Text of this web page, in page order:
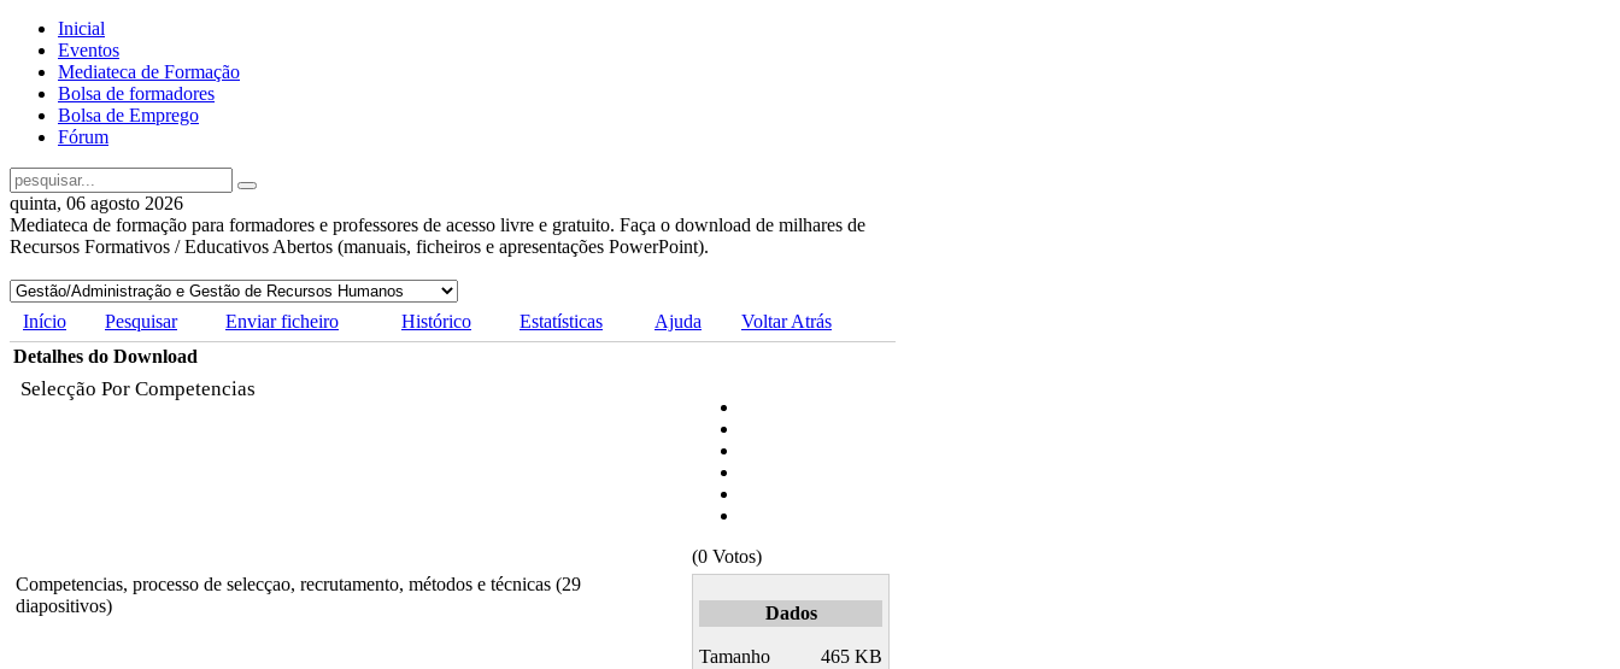
Inicial
Eventos
Mediateca de Formação
Bolsa de formadores
Bolsa de Emprego
Fórum
quinta, 06 agosto 2026
Mediateca de formação para formadores e professores de acesso livre e gratuito. Faça o download de milhares de
Recursos Formativos / Educativos Abertos (manuais, ficheiros e apresentações PowerPoint).
Início Pesquisar Enviar ficheiro Histórico Estatísticas Ajuda
Voltar Atrás
Detalhes do Download
Selecção Por Competencias
(0 Votos)
Competencias, processo de selecçao, recrutamento, métodos e técnicas (29
diapositivos)
Dados
Tamanho
465 KB